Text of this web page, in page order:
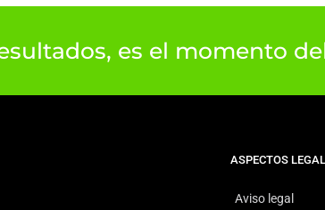
es el momento
ASPECTOS
Aviso legal